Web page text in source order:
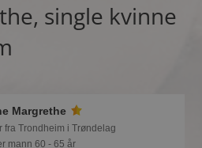
single kvinne
Margrethe
fra Trondheim i Trøndelag
mann 60 - 65 år